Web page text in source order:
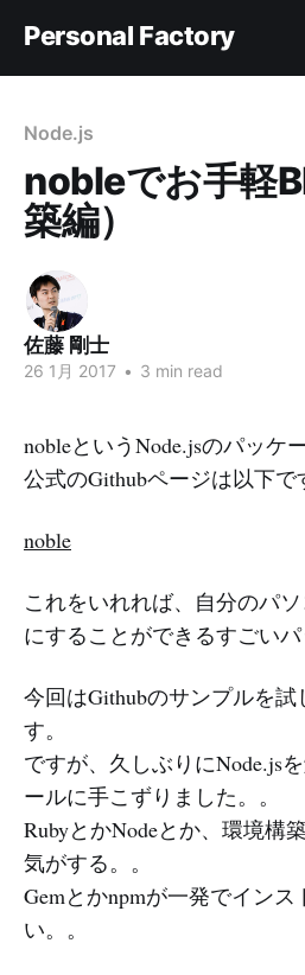
Personal Factory
Node.js
nobleでお手軽
築編）
佐藤 剛士
26 1月 2017 • 3 min read
nobleというNode.jsのパッケ
公式のGithubページは以下で
noble
これをいれれば、自分のパ
にすることができるすごいパ
今回はGithubのサンプルを試
す。
ですが、久しぶりにNode.js
ールに手こずりました。。
RubyとかNodeとか、環境構
気がする。。
Gemとかnpmが一発でイン
い。。